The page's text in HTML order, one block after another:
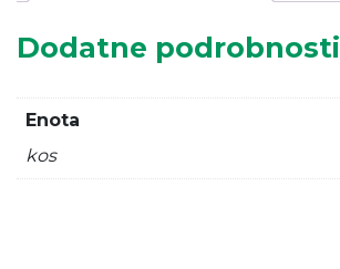
Dodatne podrobnosti
Enota
kos